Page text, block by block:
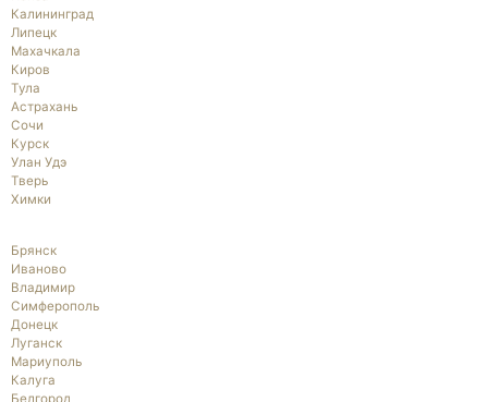
Калининград
Липецк
Махачкала
Киров
Тула
Астрахань
Сочи
Курск
Улан Удэ
Тверь
Химки
Брянск
Иваново
Владимир
Симферополь
Донецк
Луганск
Мариуполь
Калуга
Белгород